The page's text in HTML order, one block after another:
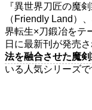
『異世界刀匠の魔
（Friendly Land）
界転生×刀鍛冶をテ
日に最新刊が発売さ
法を融合させた魔
いる人気シリーズで